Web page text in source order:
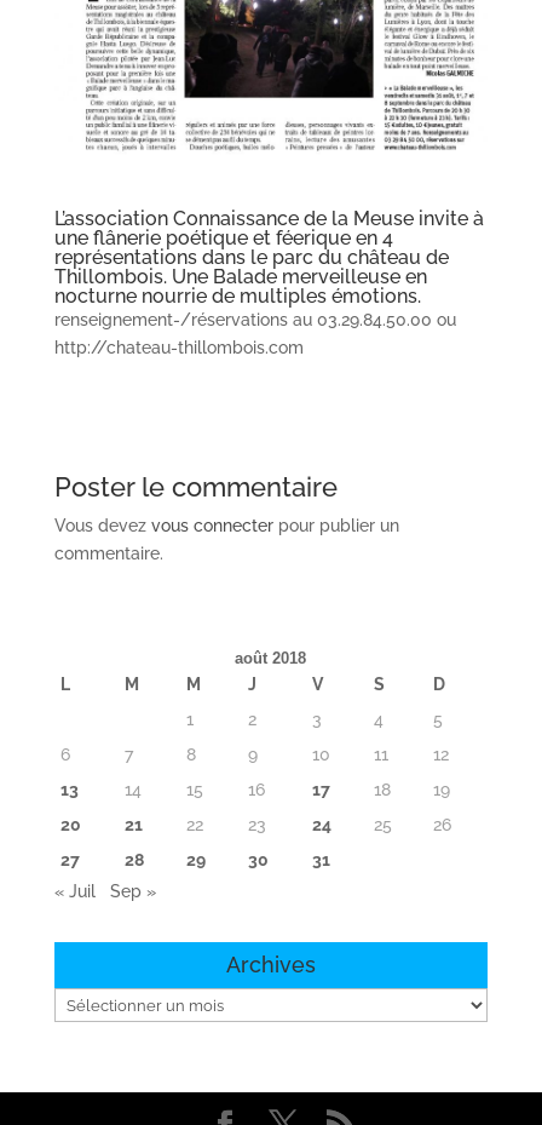
L’association Connaissance de la Meuse invite à
une flânerie poétique et féerique en 4
représentations dans le parc du château de
Thillombois. Une Balade merveilleuse en
nocturne nourrie de multiples émotions.
renseignement-/réservations au 03.29.84.50.00 ou
http://chateau-thillombois.com
Poster le commentaire
Vous devez vous connecterpour publier un
commentaire.
août 2018
L M M J V S
D
1
2 3 4
5
6
7 8 9 10 11
12
13
14 15 16 17 18
19
20
21 22 23 24 25
26
27
28 29 30
31
« Juil
Sep »
Archives
Archives